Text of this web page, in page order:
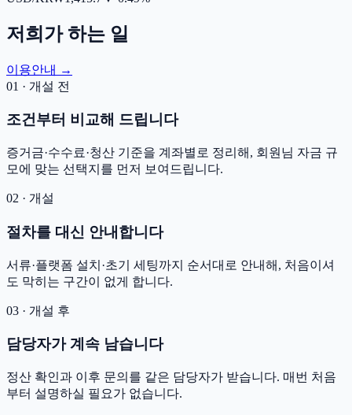
저희가 하는 일
이용안내 →
01 · 개설 전
조건부터 비교해 드립니다
증거금·수수료·청산 기준을 계좌별로 정리해, 회원님 자금 규
모에 맞는 선택지를 먼저 보여드립니다.
02 · 개설
절차를 대신 안내합니다
서류·플랫폼 설치·초기 세팅까지 순서대로 안내해, 처음이셔
도 막히는 구간이 없게 합니다.
03 · 개설 후
담당자가 계속 남습니다
정산 확인과 이후 문의를 같은 담당자가 받습니다. 매번 처음
부터 설명하실 필요가 없습니다.